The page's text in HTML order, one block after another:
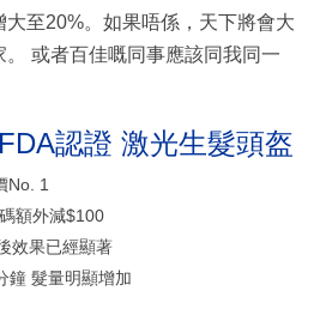
至20%。如果唔係，天下將會大
或者百佳嘅同事應該同我同一
認證 激光生髮頭盔
No. 1
額外減$100
效果已經顯著
鐘 髮量明顯增加